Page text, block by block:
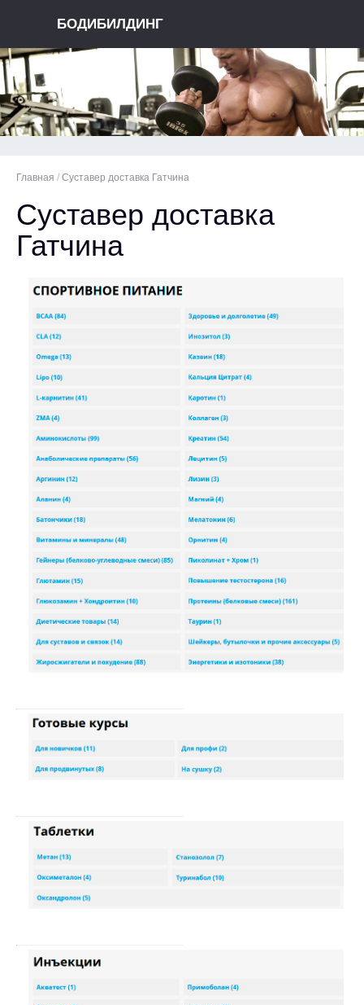
БОДИБИЛДИНГ
Главная / Суставер доставка Гатчина
Суставер доставка
Гатчина